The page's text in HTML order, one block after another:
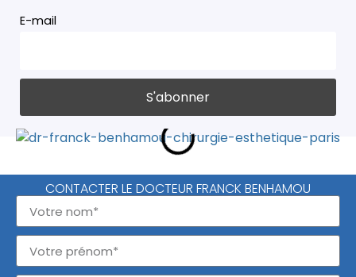
E-mail
CONTACTER LE DOCTEUR FRANCK BENHAMOU